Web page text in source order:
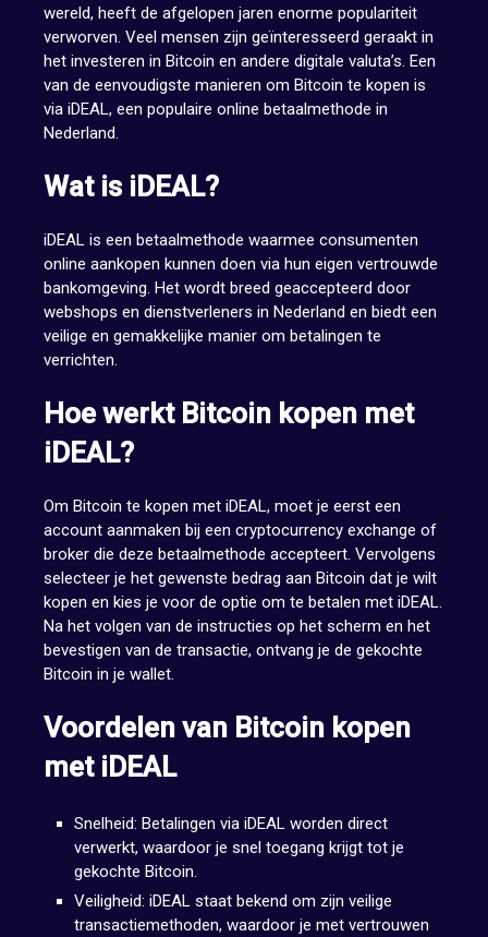
wereld, heeft de afgelopen jaren enorme populariteit
verworven. Veel mensen zijn geïnteresseerd geraakt in
het investeren in Bitcoin en andere digitale valuta’s. Een
van de eenvoudigste manieren om Bitcoin te kopen is
via iDEAL, een populaire online betaalmethode in
Nederland.
Wat is iDEAL?
iDEAL is een betaalmethode waarmee consumenten
online aankopen kunnen doen via hun eigen vertrouwde
bankomgeving. Het wordt breed geaccepteerd door
webshops en dienstverleners in Nederland en biedt een
veilige en gemakkelijke manier om betalingen te
verrichten.
Hoe werkt Bitcoin kopen met
iDEAL?
Om Bitcoin te kopen met iDEAL, moet je eerst een
account aanmaken bij een cryptocurrency exchange of
broker die deze betaalmethode accepteert. Vervolgens
selecteer je het gewenste bedrag aan Bitcoin dat je wilt
kopen en kies je voor de optie om te betalen met iDEAL.
Na het volgen van de instructies op het scherm en het
bevestigen van de transactie, ontvang je de gekochte
Bitcoin in je wallet.
Voordelen van Bitcoin kopen
met iDEAL
Snelheid: Betalingen via iDEAL worden direct
verwerkt, waardoor je snel toegang krijgt tot je
gekochte Bitcoin.
Veiligheid: iDEAL staat bekend om zijn veilige
transactiemethoden, waardoor je met vertrouwen